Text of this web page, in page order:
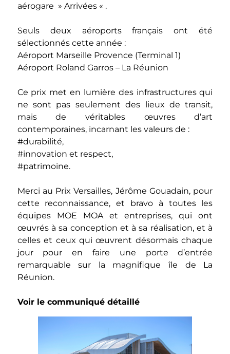
aérogare » Arrivées « .
Seuls deux aéroports français ont été
sélectionnés cette année :
Aéroport Marseille Provence (Terminal 1)
Aéroport Roland Garros – La Réunion
Ce prix met en lumière des infrastructures qui
ne sont pas seulement des lieux de transit,
mais de véritables œuvres d’art
contemporaines, incarnant les valeurs de :
#durabilité,
#innovation et respect,
#patrimoine.
Merci au Prix Versailles, Jérôme Gouadain, pour
cette reconnaissance, et bravo à toutes les
équipes MOE MOA et entreprises, qui ont
œuvrés à sa conception et à sa réalisation, et à
celles et ceux qui œuvrent désormais chaque
jour pour en faire une porte d’entrée
remarquable sur la magnifique île de La
Réunion.
Voir le communiqué détaillé